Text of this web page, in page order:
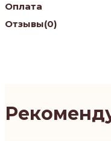
Оплата
Отзывы(0)